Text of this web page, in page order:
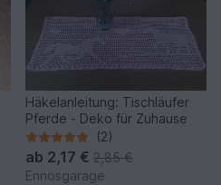
Häkelanleitung: Tischläufer
Pferde - Deko für Zuhause
(2)
ab 2,17 € 2,85 €
Ennosgarage